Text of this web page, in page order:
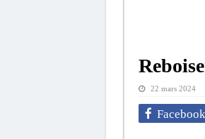
22 mars 2024
Facebook